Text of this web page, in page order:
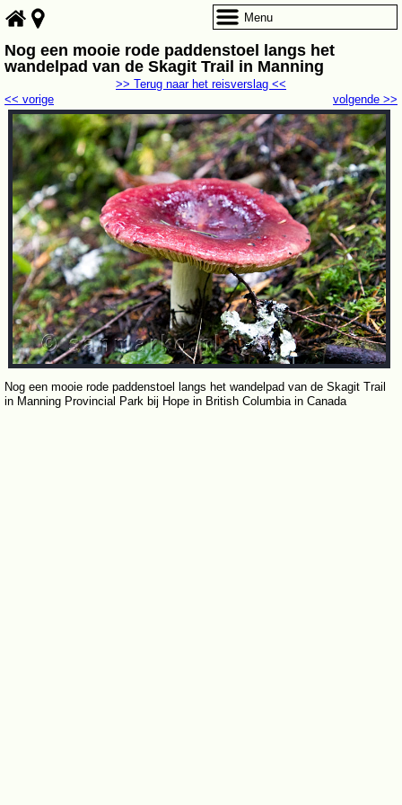
Nog een mooie rode paddenstoel langs het
wandelpad van de Skagit Trail in Manning
volgende >>
<< vorige
>> Terug naar het reisverslag <<
Nog een mooie rode paddenstoel langs het wandelpad van de Skagit Trail
in Manning Provincial Park bij Hope in British Columbia in Canada
Menu